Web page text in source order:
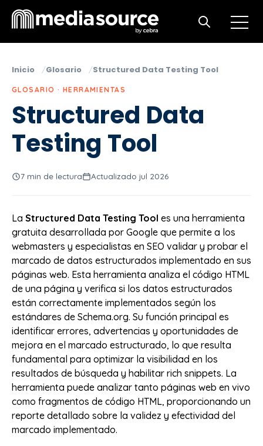
Open
Open search
Inicio Glosario Structured Data Testing Tool
GLOSARIO · HERRAMIENTAS
Structured Data
Testing Tool
7 min de lectura Actualizado jul 2026
La Structured Data Testing Tool es una herramienta
gratuita desarrollada por Google que permite a los
webmasters y especialistas en SEO validar y probar el
marcado de datos estructurados implementado en sus
páginas web. Esta herramienta analiza el código HTML
de una página y verifica si los datos estructurados
están correctamente implementados según los
estándares de Schema.org. Su función principal es
identificar errores, advertencias y oportunidades de
mejora en el marcado estructurado, lo que resulta
fundamental para optimizar la visibilidad en los
resultados de búsqueda y habilitar rich snippets. La
herramienta puede analizar tanto páginas web en vivo
como fragmentos de código HTML, proporcionando un
reporte detallado sobre la validez y efectividad del
marcado implementado.